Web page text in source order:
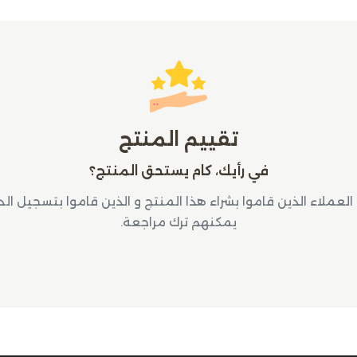
تقييم المنتج
في رأيك، كام يستحق المنتج؟
الذين قاموا بشراء هذا المنتج و الذين قاموا بتسجيل
يمكنهم ترك مراجعة.